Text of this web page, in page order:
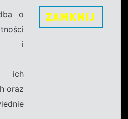
o
i
ich
oraz
ZAMKNIJ